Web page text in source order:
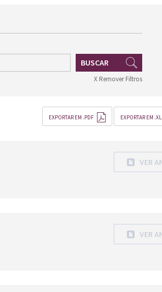
BUSCAR
X Remover Filtros
EXPORTAR EM
EXPORTAR EM .PDF
VER
VER